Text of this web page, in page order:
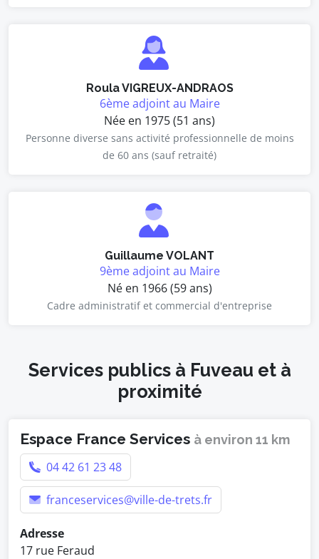
Roula VIGREUX-ANDRAOS
6ème adjoint au Maire
Née en 1975 (51 ans)
Personne diverse sans activité professionnelle de moins
de 60 ans (sauf retraité)
Guillaume VOLANT
9ème adjoint au Maire
Né en 1966 (59 ans)
Cadre administratif et commercial d'entreprise
Services publics à Fuveau et à
proximité
Espace France Services à environ 11 km
04 42 61 23 48
franceservices@ville-de-trets.fr
Adresse
17 rue Feraud